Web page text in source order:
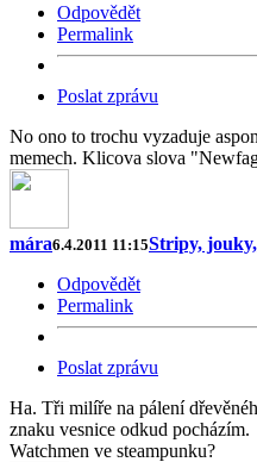
Odpovědět
Permalink
Poslat zprávu
No ono to trochu vyzaduje
memech. Klicova slova
mára6.4.2011 11:15Stripy,
Odpovědět
Permalink
Poslat zprávu
Ha. Tři milíře na pálení
znaku vesnice odkud pocházím.
Watchmen ve steampunku?